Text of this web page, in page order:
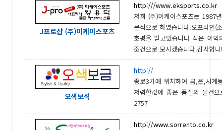
J프로샵 (주)이케이스포츠
http:///www.eksports.co.kr
저희 (주)이케이스포츠는 1987
문적으로 하였습니다.오프라인(
호평을 받고있습니다 작은 이
조건으로 모시겠습니다.감사합
오색보석
http://
종로3가에 위치하여 금,은,시계
저렴한값에 좋은 품질의 물건
2757
http://www.sorrento.co.kr